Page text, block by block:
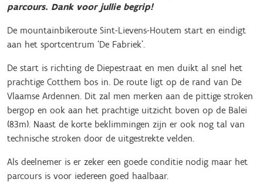
parcours. Dank voor jullie begrip!
De mountainbikeroute Sint-Lievens-Houtem start en eindigt
aan het sportcentrum ‘De Fabriek’.
De start is richting de Diepestraat en men duikt al snel het
prachtige Cotthem bos in. De route ligt op de rand van De
Vlaamse Ardennen. Dit zal men merken aan de pittige stroken
bergop en ook aan het prachtige uitzicht boven op de Balei
(83m). Naast de korte beklimmingen zijn er ook nog tal van
technische stroken door de uitgestrekte velden.
Als deelnemer is er zeker een goede conditie nodig maar het
parcours is voor iedereen goed haalbaar.